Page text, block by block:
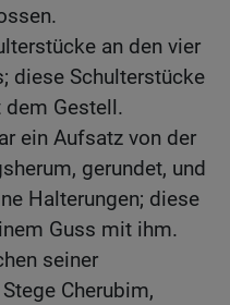
an den vier
diese Schulterstücke
dem Gestell.
ein Aufsatz von der
gerundet, und
Halterungen; diese
Guss mit ihm.
seiner
Cherubim,